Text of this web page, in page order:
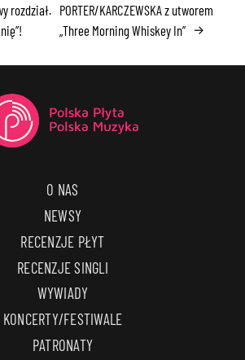
rozdział. PORTER/KARCZEWSKA z utworem
„Three Morning Whiskey In” →
O NAS
NEWSY
RECENZJE PŁYT
RECENZJE SINGLI
WYWIADY
KONCERTY/FESTIWALE
PATRONATY